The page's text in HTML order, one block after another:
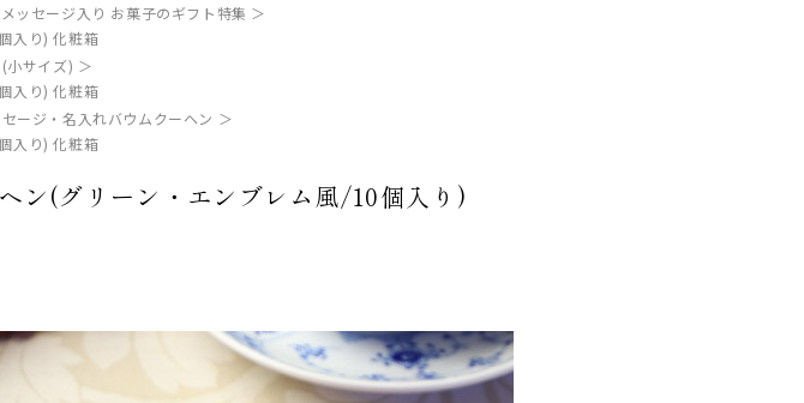
ッセージ入り お菓子のギフト特集
入り) 化粧箱
小サイズ)
入り) 化粧箱
ージ・名入れバウムクーヘン
入り) 化粧箱
ン(グリーン・エンブレム風/10個入り)